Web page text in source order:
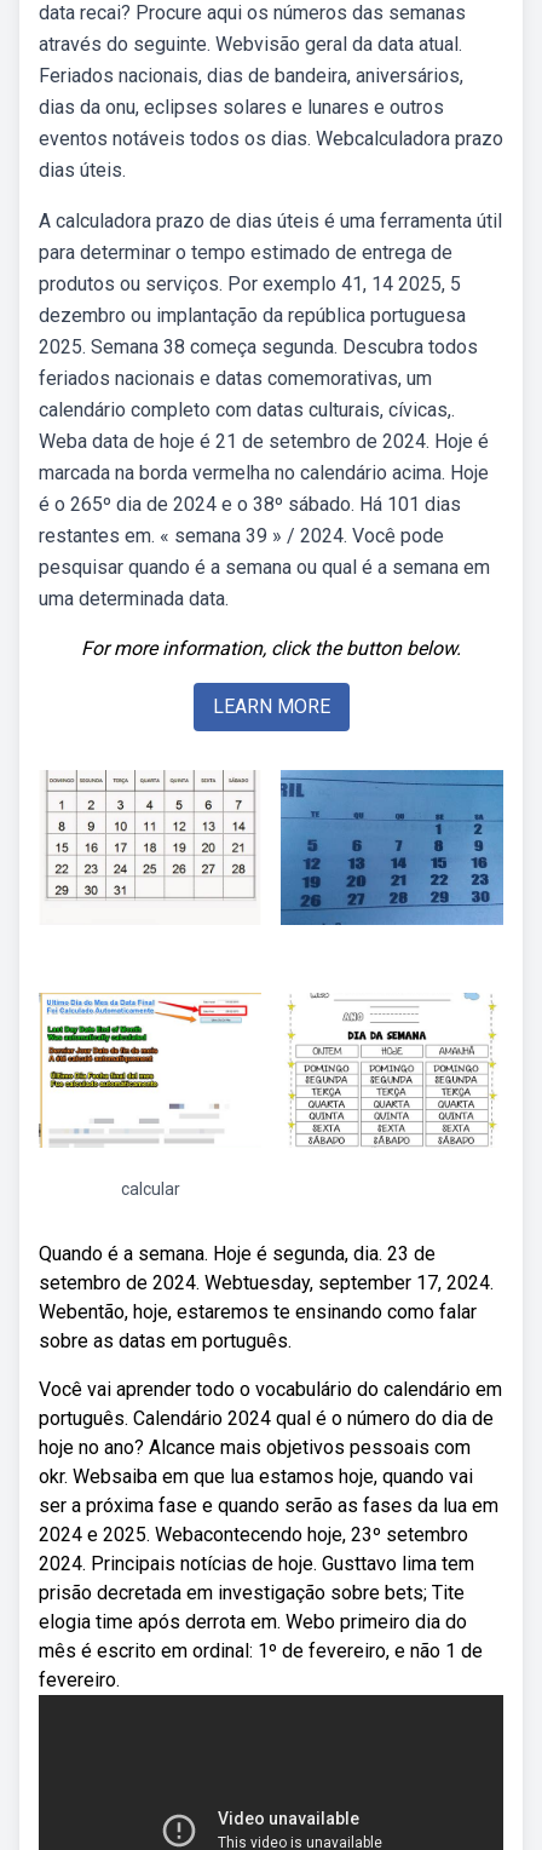
data recai? Procure aqui os números das semanas
através do seguinte. Webvisão geral da data atual.
Feriados nacionais, dias de bandeira, aniversários,
dias da onu, eclipses solares e lunares e outros
eventos notáveis todos os dias. Webcalculadora prazo
dias úteis.
A calculadora prazo de dias úteis é uma ferramenta útil
para determinar o tempo estimado de entrega de
produtos ou serviços. Por exemplo 41, 14 2025, 5
dezembro ou implantação da república portuguesa
2025. Semana 38 começa segunda. Descubra todos
feriados nacionais e datas comemorativas, um
calendário completo com datas culturais, cívicas,.
Weba data de hoje é 21 de setembro de 2024. Hoje é
marcada na borda vermelha no calendário acima. Hoje
é o 265º dia de 2024 e o 38º sábado. Há 101 dias
restantes em. « semana 39 » / 2024. Você pode
pesquisar quando é a semana ou qual é a semana em
uma determinada data.
For more information, click the button below.
LEARN MORE
calcular
Quando é a semana. Hoje é segunda, dia. 23 de
setembro de 2024. Webtuesday, september 17, 2024.
Webentão, hoje, estaremos te ensinando como falar
sobre as datas em português.
Você vai aprender todo o vocabulário do calendário em
português. Calendário 2024 qual é o número do dia de
hoje no ano? Alcance mais objetivos pessoais com
okr. Websaiba em que lua estamos hoje, quando vai
ser a próxima fase e quando serão as fases da lua em
2024 e 2025. Webacontecendo hoje, 23º setembro
2024. Principais notícias de hoje. Gusttavo lima tem
prisão decretada em investigação sobre bets; Tite
elogia time após derrota em. Webo primeiro dia do
mês é escrito em ordinal: 1º de fevereiro, e não 1 de
fevereiro.